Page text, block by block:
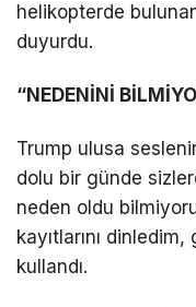
helikopterde
duyurdu.
e
c
o
r
t
a
“NEDENİNİ
Trump ulusa
dolu bir günde
neden oldu
kayıtlarını
kullandı.